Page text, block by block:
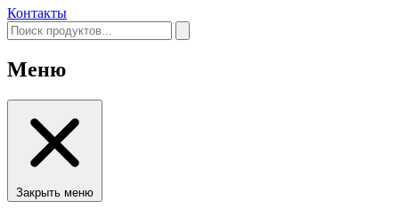
Контакты
Меню
Закрыть меню